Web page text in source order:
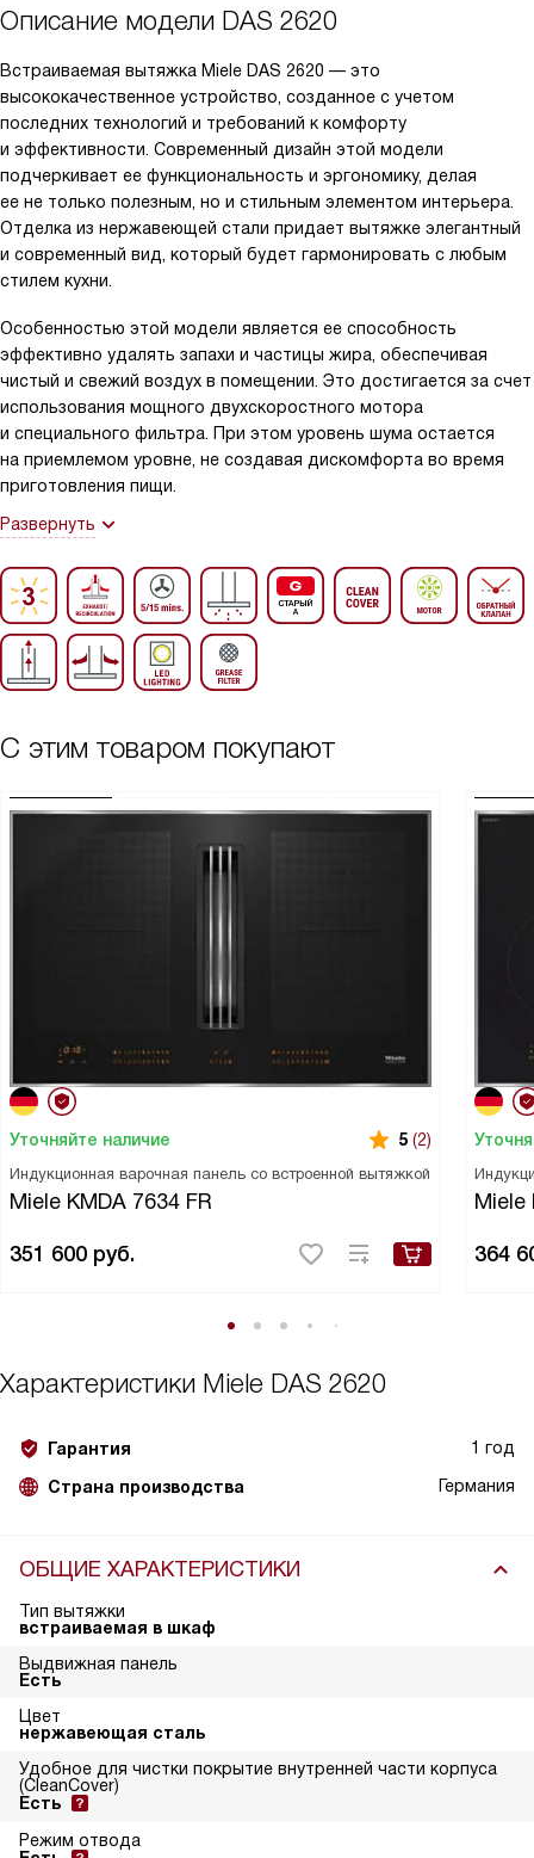
Описание модели DAS 2620
Встраиваемая вытяжка Miele DAS 2620 — это
высококачественное устройство, созданное с учетом
последних технологий и требований к комфорту
и эффективности. Современный дизайн этой модели
подчеркивает ее функциональность и эргономику, делая
ее не только полезным, но и стильным элементом интерьера.
Отделка из нержавеющей стали придает вытяжке элегантный
и современный вид, который будет гармонировать с любым
стилем кухни.
Особенностью этой модели является ее способность
эффективно удалять запахи и частицы жира, обеспечивая
чистый и свежий воздух в помещении. Это достигается за счет
использования мощного двухскоростного мотора
и специального фильтра. При этом уровень шума остается
на приемлемом уровне, не создавая дискомфорта во время
приготовления пищи.
Развернуть
С этим товаром покупают
Уточняйте наличие 5 (2)
Индукционная варочная панель со встроенной вытяжкой
Miele KMDA 7634 FR
351 600 руб.
Miele
364
Характеристики Miele DAS 2620
Гарантия 1 год
Страна производства Германия
ОБЩИЕ ХАРАКТЕРИСТИКИ
Тип вытяжки
встраиваемая в шкаф
Выдвижная панель
Есть
Цвет
нержавеющая сталь
Удобное для чистки покрытие внутренней части корпуса
(CleanCover)
Есть
Режим отвода